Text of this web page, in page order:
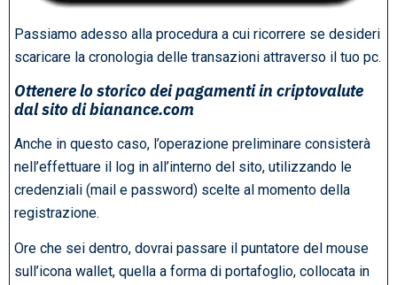
Passiamo adesso alla procedura a cui ricorrere se desideri
scaricare la cronologia delle transazioni attraverso il tuo pc.
Ottenere lo storico dei pagamenti in criptovalute
dal sito di bianance.com
Anche in questo caso, l’operazione preliminare consisterà
nell’effettuare il log in all’interno del sito, utilizzando le
credenziali (mail e password) scelte al momento della
registrazione.
Ore che sei dentro, dovrai passare il puntatore del mouse
sull’icona wallet, quella a forma di portafoglio, collocata in